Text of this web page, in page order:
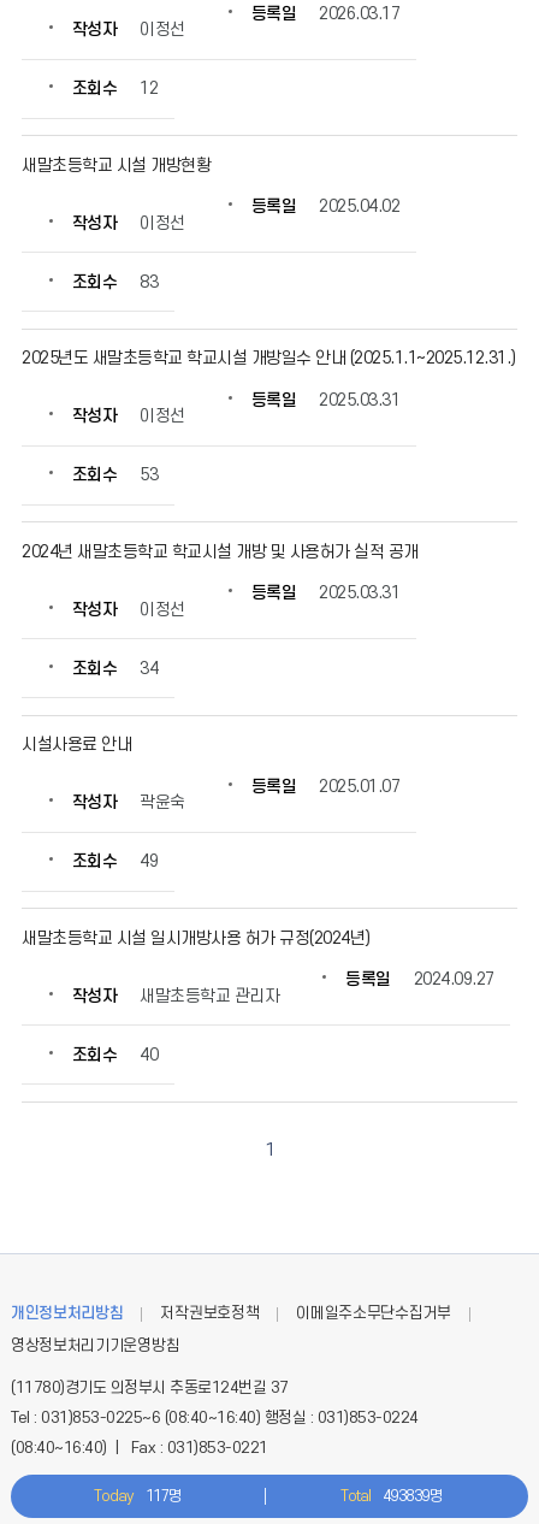
할
습
작성자 이정선
등록일 2026.03.17
조회수 12
새말초등학교 시설 개방현황
작성자 이정선
등록일 2025.04.02
조회수 83
2025년도 새말초등학교 학교시설 개방일수 안내 (2025.1.1~2025.12.31.)
작성자 이정선
등록일 2025.03.31
조회수 53
2024년 새말초등학교 학교시설 개방 및 사용허가 실적 공개
작성자 이정선
등록일 2025.03.31
조회수 34
시설사용료 안내
작성자 곽윤숙
등록일 2025.01.07
조회수 49
새말초등학교 시설 일시개방사용 허가 규정(2024년)
작성자 새말초등학교 관리자
등록일 2024.09.27
조회수 40
1
개인정보처리방침 저작권보호정책
이메일주소무단수집거부
영상정보처리기기운영방침
(11780)경기도 의정부시 추동로124번길 37
Tel : 031)853-0225~6 (08:40~16:40) 행정실 : 031)853-0224
(08:40~16:40) | Fax : 031)853-0221
Today 117명 Total 493839명